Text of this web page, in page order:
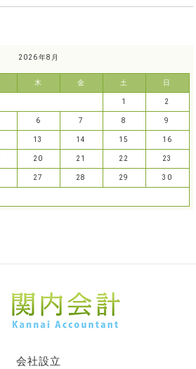
2026年8月
木 金 土 日
1 2
6 7 8 9
13 14 15 16
20 21 22 23
27 28 29 30
会社設立